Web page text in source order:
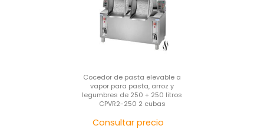
Cocedor de pasta elevable a
vapor para pasta, arroz y
legumbres de 250 + 250 litros
CPVR2-250 2 cubas
Consultar precio